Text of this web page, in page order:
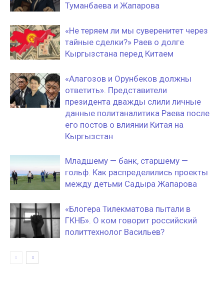
Туманбаева и Жапарова
«Не теряем ли мы суверенитет через
тайные сделки?» Раев о долге
Кыргызстана перед Китаем
«Алагозов и Орунбеков должны
ответить». Представители
президента дважды слили личные
данные политаналитика Раева после
его постов о влиянии Китая на
Кыргызстан
Младшему — банк, старшему —
гольф. Как распределились проекты
между детьми Садыра Жапарова
«Блогера Тилекматова пытали в
ГКНБ». О ком говорит российский
политтехнолог Васильев?